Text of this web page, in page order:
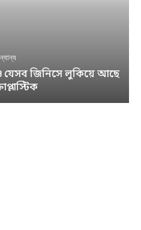
জিনিসে লুকিয়ে আছে